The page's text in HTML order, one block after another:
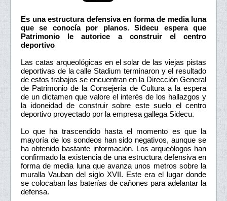
Es una estructura defensiva en forma de media luna
que se conocía por planos. Sidecu espera que
Patrimonio le autorice a construir el centro
deportivo
Las catas arqueológicas en el solar de las viejas pistas
deportivas de la calle Stadium terminaron y el resultado
de estos trabajos se encuentran en la Dirección General
de Patrimonio de la Consejería de Cultura a la espera
de un dictamen que valore el interés de los hallazgos y
la idoneidad de construir sobre este suelo el centro
deportivo proyectado por la empresa gallega Sidecu.
Lo que ha trascendido hasta el momento es que la
mayoría de los sondeos han sido negativos, aunque se
ha obtenido bastante información. Los arqueólogos han
confirmado la existencia de una estructura defensiva en
forma de media luna que avanza unos metros sobre la
muralla Vauban del siglo XVII. Este era el lugar donde
se colocaban las baterías de cañones para adelantar la
defensa.